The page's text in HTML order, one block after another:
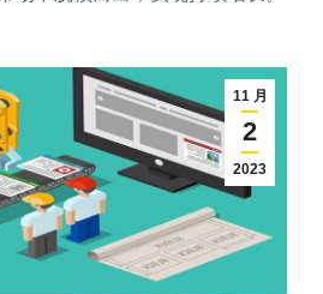
11 月
2
2023